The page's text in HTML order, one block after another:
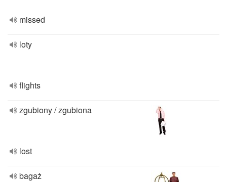
missed
loty
flights
zgubiony / zgubiona
lost
bagaż